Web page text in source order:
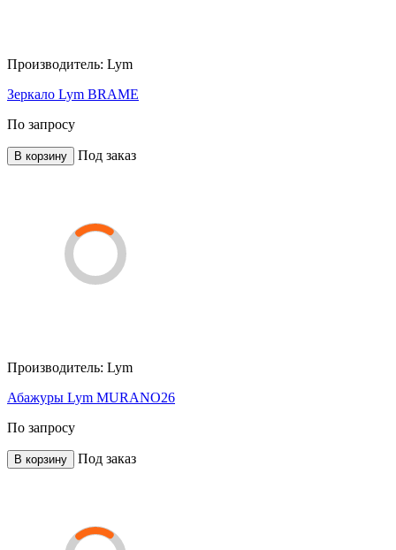
Производитель: Lym
Зеркало Lym BRAME
По запросу
В корзину Под заказ
Производитель: Lym
Абажуры Lym MURANO26
По запросу
В корзину Под заказ